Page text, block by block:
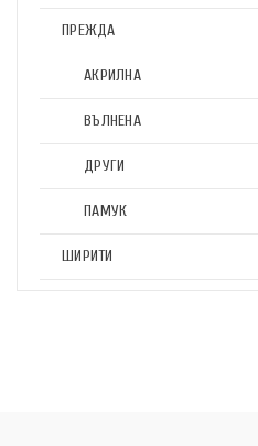
ПРЕЖДА
АКРИЛНА
ВЪЛНЕНА
ДРУГИ
ПАМУК
ШИРИТИ